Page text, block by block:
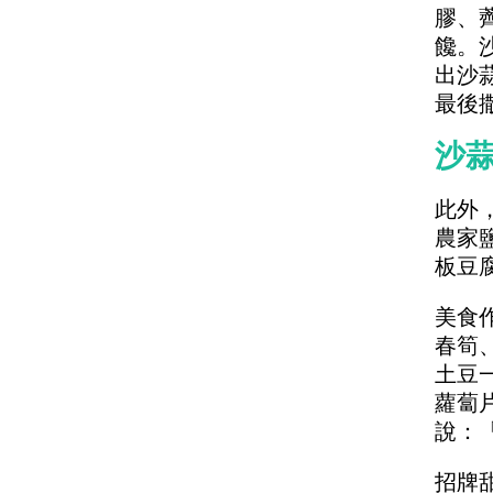
膠、
饞。
出沙
最後
沙
此外
農家
板豆
美食
春筍
土豆
蘿蔔
說：
招牌